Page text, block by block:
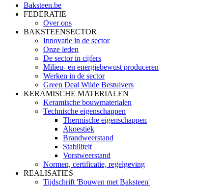
Baksteen.be
FEDERATIE
Over ons
BAKSTEENSECTOR
Innovatie in de sector
Onze leden
De sector in cijfers
Milieu- en energiebewust produceren
Werken in de sector
Green Deal Wilde Bestuivers
KERAMISCHE MATERIALEN
Keramische bouwmaterialen
Technische eigenschappen
Thermische eigenschappen
Akoestiek
Brandweerstand
Stabiliteit
Vorstweerstand
Normen, certificatie, regelgeving
REALISATIES
Tijdschrift 'Bouwen met Baksteen'